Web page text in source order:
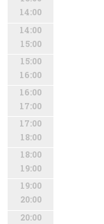
14:00
14:00
15:00
15:00
16:00
16:00
17:00
17:00
18:00
18:00
19:00
19:00
20:00
20:00